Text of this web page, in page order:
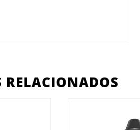
RELACIONADOS